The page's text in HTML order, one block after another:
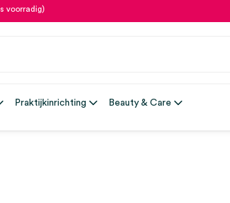
voorradig)
Praktijkinrichting Beauty & Care